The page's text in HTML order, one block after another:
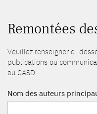
Remontées
Veuillez renseigner ci-
publications ou
au CASD
Nom des auteurs